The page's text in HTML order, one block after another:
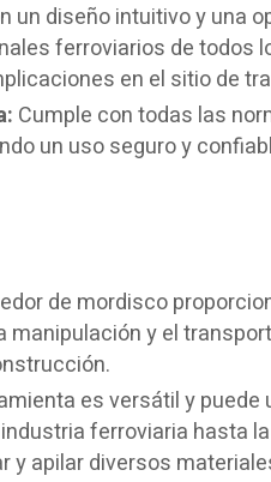
un diseño intuitivo y una
ferroviarios de todos
en el sitio de
Cumple con todas las
un uso seguro y
de mordisco
manipulación y el
es versátil y
ferroviaria hasta
y apilar diversos